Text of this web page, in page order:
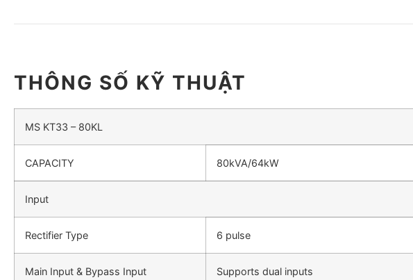
THÔNG SỐ KỸ THUẬT
MS KT33 – 80KL
CAPACITY 80kVA/64kW
Input
Rectifier Type 6 pulse
Main Input & Bypass Input Supports dual inputs